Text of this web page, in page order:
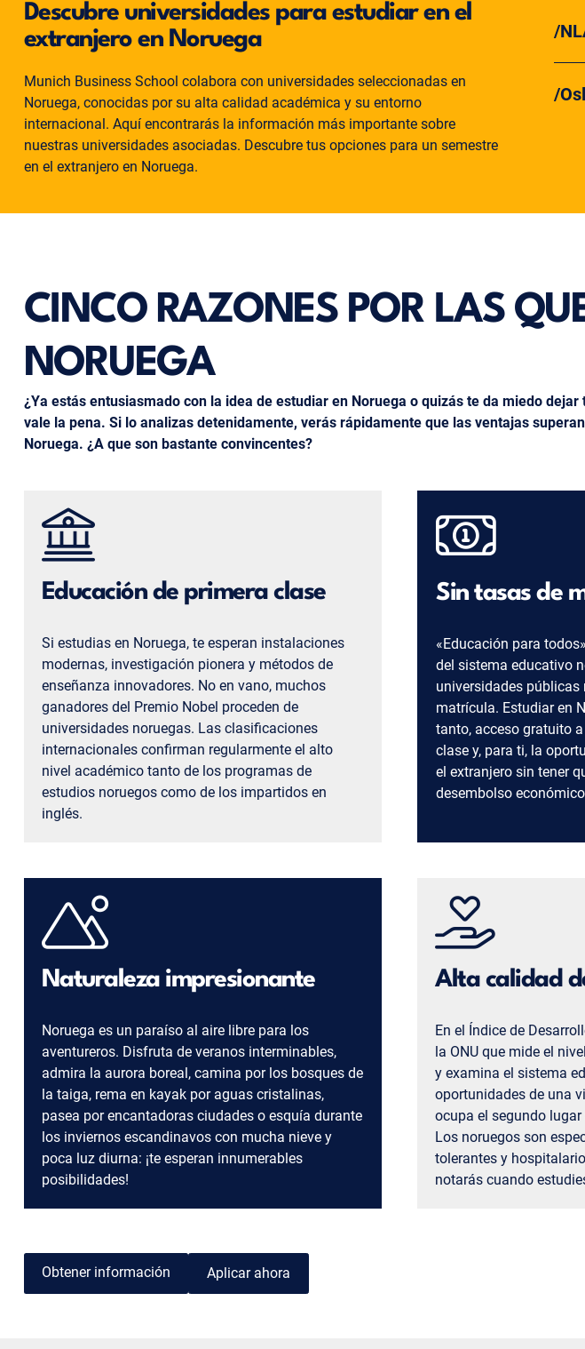
Descubre universidades para estudiar en el
extranjero en Noruega
Munich Business School colabora con universidades seleccionadas en
Noruega, conocidas por su alta calidad académica y su entorno
internacional. Aquí encontrarás la información más importante sobre
nuestras universidades asociadas. Descubre tus opciones para un semestre
en el extranjero en Noruega.
CINCO RAZONES POR LAS
NORUEGA
¿Ya estás entusiasmado con la idea de estudiar en Noruega o quizás te da miedo
vale la pena. Si lo analizas detenidamente, verás rápidamente que las ventajas
Noruega. ¿A que son bastante convincentes?
Educación de primera clase
Si estudias en Noruega, te esperan instalaciones
modernas, investigación pionera y métodos de
enseñanza innovadores. No en vano, muchos
ganadores del Premio Nobel proceden de
universidades noruegas. Las clasificaciones
internacionales confirman regularmente el alto
nivel académico tanto de los programas de
estudios noruegos como de los impartidos en
inglés.
Sin tasas de
«Educación para
del sistema educativo
universidades públicas
matrícula. Estudiar en
tanto, acceso gratuito
clase y, para ti, la
el extranjero sin tener
desembolso
Naturaleza impresionante
Noruega es un paraíso al aire libre para los
aventureros. Disfruta de veranos interminables,
admira la aurora boreal, camina por los bosques de
la taiga, rema en kayak por aguas cristalinas,
pasea por encantadoras ciudades o esquía durante
los inviernos escandinavos con mucha nieve y
poca luz diurna: ¡te esperan innumerables
posibilidades!
Alta calidad
En el Índice de
la ONU que mide el
y examina el sistema
oportunidades de una
ocupa el segundo
Los noruegos son
tolerantes y
notarás cuando
Obtener información Aplicar ahora